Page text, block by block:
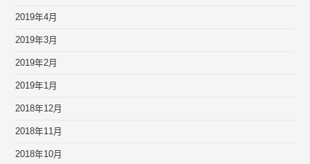
2019年4月
2019年3月
2019年2月
2019年1月
2018年12月
2018年11月
2018年10月